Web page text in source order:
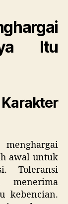
Itu
awal untuk
Toleransi
menerima
kebencian.